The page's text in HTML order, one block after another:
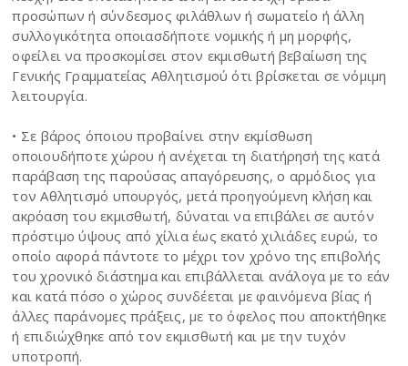
προσώπων ή σύνδεσμος φιλάθλων ή σωματείο ή άλλη
συλλογικότητα οποιασδήποτε νομικής ή μη μορφής,
οφείλει να προσκομίσει στον εκμισθωτή βεβαίωση της
Γενικής Γραμματείας Αθλητισμού ότι βρίσκεται σε νόμιμη
λειτουργία.
• Σε βάρος όποιου προβαίνει στην εκμίσθωση
οποιουδήποτε χώρου ή ανέχεται τη διατήρησή της κατά
παράβαση της παρούσας απαγόρευσης, ο αρμόδιος για
τον Αθλητισμό υπουργός, μετά προηγούμενη κλήση και
ακρόαση του εκμισθωτή, δύναται να επιβάλει σε αυτόν
πρόστιμο ύψους από χίλια έως εκατό χιλιάδες ευρώ, το
οποίο αφορά πάντοτε το μέχρι τον χρόνο της επιβολής
του χρονικό διάστημα και επιβάλλεται ανάλογα με το εάν
και κατά πόσο ο χώρος συνδέεται με φαινόμενα βίας ή
άλλες παράνομες πράξεις, με το όφελος που αποκτήθηκε
ή επιδιώχθηκε από τον εκμισθωτή και με την τυχόν
υποτροπή.